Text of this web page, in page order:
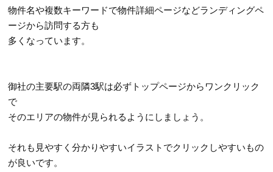
物件名や複数キーワードで物件詳細ページなどランディングペ
ージから訪問する方も
多くなっています。
御社の主要駅の両隣3駅は必ずトップページからワンクリック
で
そのエリアの物件が見られるようにしましょう。
それも見やすく分かりやすいイラストでクリックしやすいもの
が良いです。